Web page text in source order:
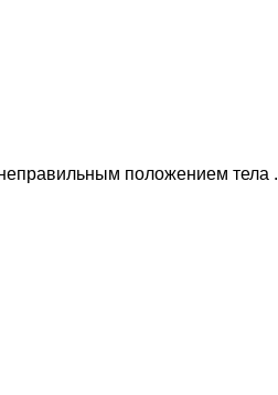
положением тела